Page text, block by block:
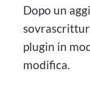
Dopo un
plugin in
modifica.